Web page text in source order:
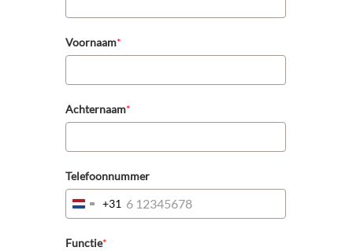
Voornaam*
Achternaam*
Telefoonnummer
Netherlands
+31
Functie*